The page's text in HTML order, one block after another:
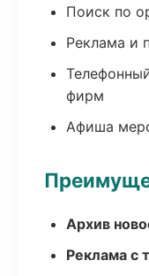
Поиск по
Реклама и
фирм
Афиша
Архив
Реклама с